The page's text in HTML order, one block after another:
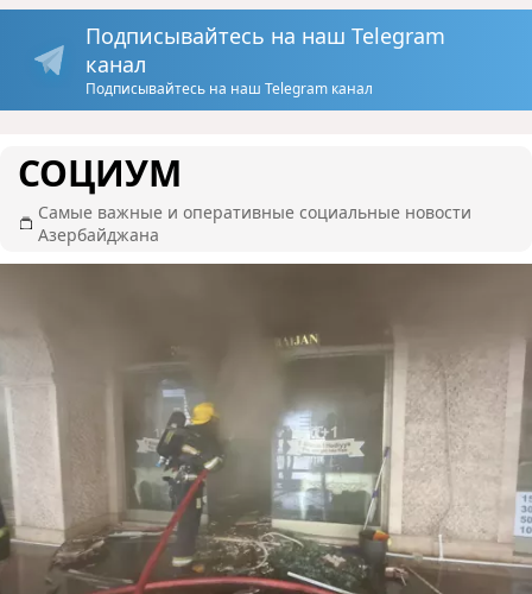
Подписывайтесь на наш Telegram
канал
Подписывайтесь на наш Telegram канал
СОЦИУМ
Самые важные и оперативные социальные новости
Азербайджана